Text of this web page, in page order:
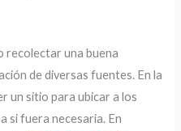
recolectar una buena
de diversas fuentes. En la
un sitio para ubicar a los
si fuera necesaria. En